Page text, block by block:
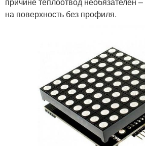
на поверхность без профиля.